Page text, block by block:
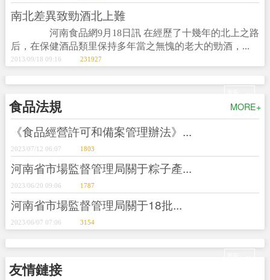
南北差異致勁酒北上難
河南食品網9月18日訊 在經歷了十幾年的北上之路
后，在保健酒品類里保持多年當之無愧的老大的勁酒，...
2013/09/18 09:16 231927
食品法規 MORE+
《食品經營許可和備案管理辦法》...
2023/07/12 06:07 1803
河南省市場監督管理局關于粽子產...
2023/06/20 09:06 1787
河南省市場監督管理局關于18批...
2023/06/07 07:06 3154
友情鏈接